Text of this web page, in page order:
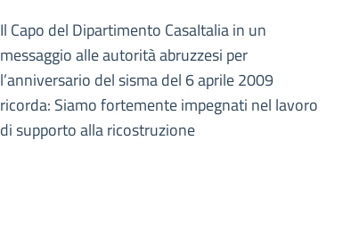
Il Capo del Dipartimento CasaItalia in un
messaggio alle autorità abruzzesi per
l’anniversario del sisma del 6 aprile 2009
ricorda: Siamo fortemente impegnati nel lavoro
di supporto alla ricostruzione